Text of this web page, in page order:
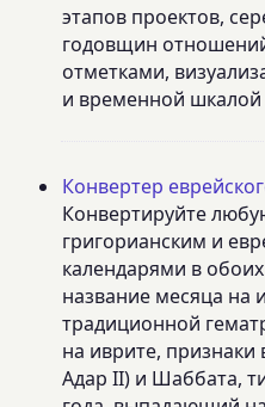
этапов проектов,
годовщин
отметками,
и временной шкалой
Конвертер
Конвертируйте
григорианским и
календарями в
название месяца на
традиционной
на иврите, признаки
Адар II) и Шаббата,